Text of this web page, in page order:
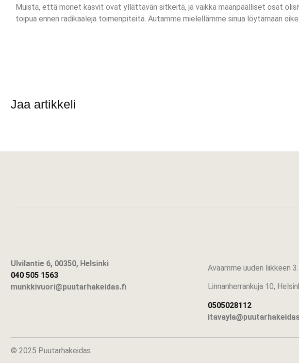
Muista, että monet kasvit ovat yllättävän sitkeitä, ja vaikka maanpäälliset osat
toipua ennen radikaaleja toimenpiteitä. Autamme mielellämme sinua löytämään
Jaa artikkeli
Ulvilantie 6, 00350, Helsinki
040 505 1563
munkkivuori@puutarhakeidas.fi
Avaamme uuden liikkeen
Linnanherrankuja 10,
0505028112
© 2025 Puutarhakeidas